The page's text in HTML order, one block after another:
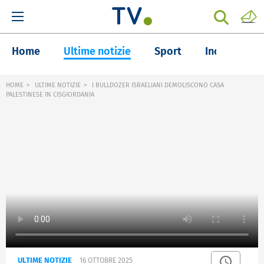
Home Ultime notizie Sport Inchieste
HOME ULTIME NOTIZIE
I BULLDOZER ISRAELIANI DEMOLISCONO CASA
PALESTINESE IN CISGIORDANIA
ULTIME NOTIZIE 16 OTTOBRE 2025